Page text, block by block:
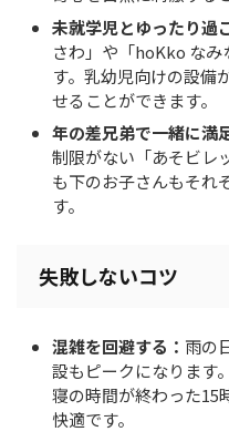
未就学児とゆったり過
さわ」や「hoKko な
す。乳幼児向けの設備
せることができます。
年の差兄弟で一緒に満
制限がない「あそビレ
も下のお子さんもそれ
す。
失敗しないコツ
混雑を回避する： 雨の
設もピークになります
寝の時間が終わった15
快適です。